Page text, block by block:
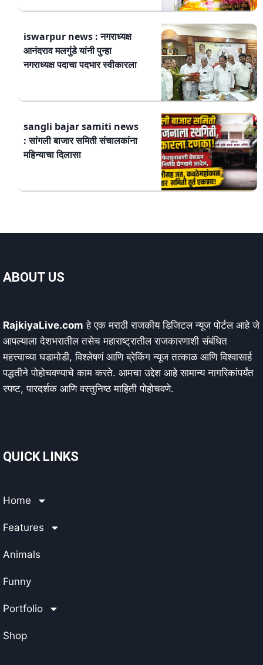
iswarpur news : नगराध्यक्ष
आनंदराव मलगुंडे यांनी पुन्हा
नगराध्यक्ष पदाचा पदभार स्वीकारला
sangli bajar samiti news
: सांगली बाजार समिती संचालकांना
महिन्याचा दिलासा
ABOUT US
RajkiyaLive.com हे एक मराठी राजकीय डिजिटल न्यूज पोर्टल आहे जे
आपल्याला देशभरातील तसेच महाराष्ट्रातील राजकारणाशी संबंधित
महत्त्वाच्या घडामोडी, विश्लेषणं आणि ब्रेकिंग न्यूज तत्काळ आणि विश्वासार्ह
पद्धतीने पोहोचवण्याचे काम करते. आमचा उद्देश आहे सामान्य नागरिकांपर्यंत
स्पष्ट, पारदर्शक आणि वस्तुनिष्ठ माहिती पोहोचवणे.
QUICK LINKS
Home
Features
Animals
Funny
Portfolio
Shop